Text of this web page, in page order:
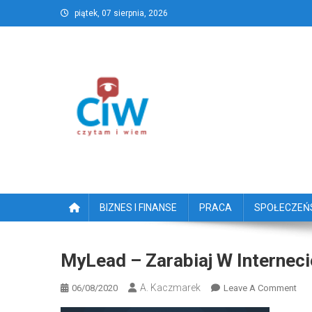
to
piątek, 07 sierpnia, 2026
CzytamiWiem.pl –
BIZNES I FINANSE PRACA
MyLead – Zarabiaj W
06/08/2020 A. Kaczmarek Leave A CommentOn